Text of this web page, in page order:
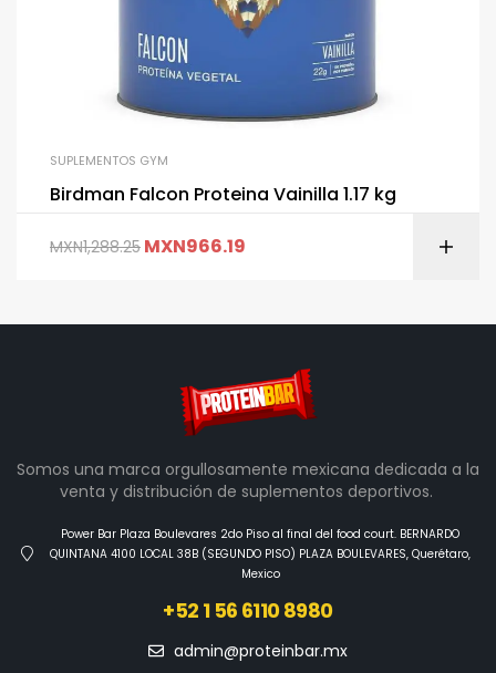
SUPLEMENTOS GYM
Birdman Falcon Proteina Vainilla 1.17 kg
MXN1,288.25 MXN966.19
Somos una marca orgullosamente mexicana dedicada a la
venta y distribución de suplementos deportivos.
Power Bar Plaza Boulevares 2do Piso al final del food court. BERNARDO
QUINTANA 4100 LOCAL 38B (SEGUNDO PISO) PLAZA BOULEVARES, Querétaro,
Mexico
+52 1 56 6110 8980
admin@proteinbar.mx